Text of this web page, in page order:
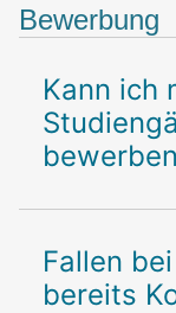
Bewerbung
Kann ich
Fallen
bereits